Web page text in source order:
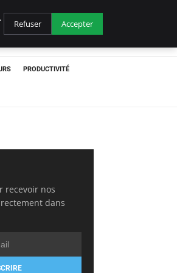
PRODUCTIVITÉ
recevoir nos
dans
Refuser Accepter